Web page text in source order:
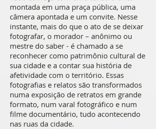
montada em uma praça pública, uma
câmera apontada e um convite. Nesse
instante, mais do que o ato de se deixar
fotografar, o morador – anônimo ou
mestre do saber - é chamado a se
reconhecer como patrimônio cultural de
sua cidade e a contar sua história de
afetividade com o território. Essas
fotografias e relatos são transformados
numa exposição de retratos em grande
formato, num varal fotográfico e num
filme documentário, tudo acontecendo
nas ruas da cidade.